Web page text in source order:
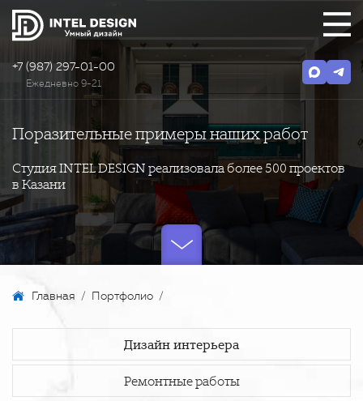
+7 (987) 297-01-00
Ежедневно 9-21
Поразительные примеры наших работ
Студия INTEL DESIGN реализовала более 500 проектов
в Казани
Главная / Портфолио /
Дизайн интерьера
Ремонтные работы